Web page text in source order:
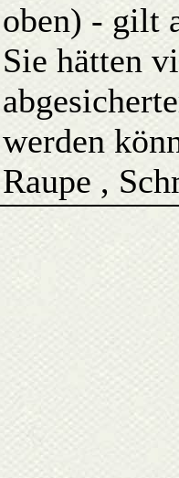
oben) - gilt
Sie hätten
werden
Raupe ,